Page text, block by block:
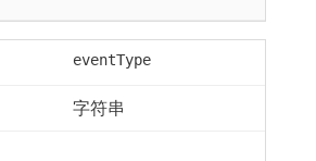
eventType
字符串